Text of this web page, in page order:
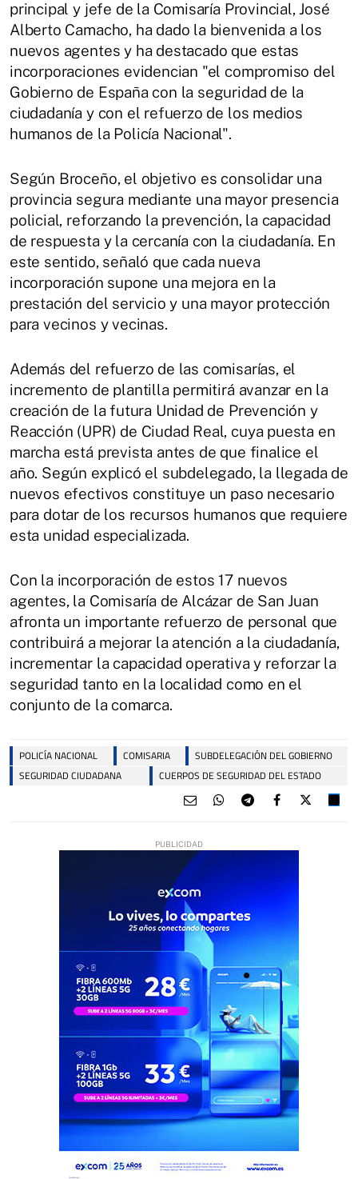
principal y jefe de la Comisaría Provincial, José
Alberto Camacho, ha dado la bienvenida a los
nuevos agentes y ha destacado que estas
incorporaciones evidencian "el compromiso del
Gobierno de España con la seguridad de la
ciudadanía y con el refuerzo de los medios
humanos de la Policía Nacional".
Según Broceño, el objetivo es consolidar una
provincia segura mediante una mayor presencia
policial, reforzando la prevención, la capacidad
de respuesta y la cercanía con la ciudadanía. En
este sentido, señaló que cada nueva
incorporación supone una mejora en la
prestación del servicio y una mayor protección
para vecinos y vecinas.
Además del refuerzo de las comisarías, el
incremento de plantilla permitirá avanzar en la
creación de la futura Unidad de Prevención y
Reacción (UPR) de Ciudad Real, cuya puesta en
marcha está prevista antes de que finalice el
año. Según explicó el subdelegado, la llegada de
nuevos efectivos constituye un paso necesario
para dotar de los recursos humanos que requiere
esta unidad especializada.
Con la incorporación de estos 17 nuevos
agentes, la Comisaría de Alcázar de San Juan
afronta un importante refuerzo de personal que
contribuirá a mejorar la atención a la ciudadanía,
incrementar la capacidad operativa y reforzar la
seguridad tanto en la localidad como en el
conjunto de la comarca.
POLICÍA NACIONAL COMISARIA
SUBDELEGACIÓN DEL GOBIERNO
SEGURIDAD CIUDADANA
CUERPOS DE SEGURIDAD DEL ESTADO